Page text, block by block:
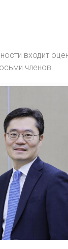
входит
членов.